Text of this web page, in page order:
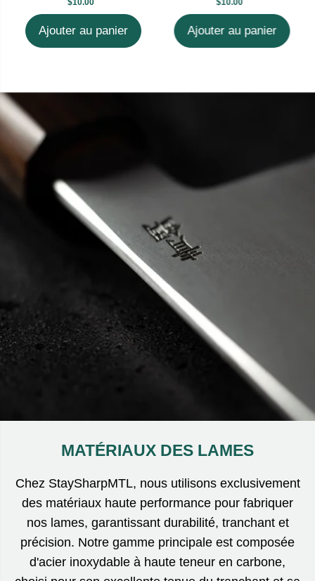
$10.00
Ajouter au panier
$10.00
Ajouter au panier
MATÉRIAUX DES LAMES
Chez StaySharpMTL, nous utilisons exclusivement
des matériaux haute performance pour fabriquer
nos lames, garantissant durabilité, tranchant et
précision. Notre gamme principale est composée
d'acier inoxydable à haute teneur en carbone,